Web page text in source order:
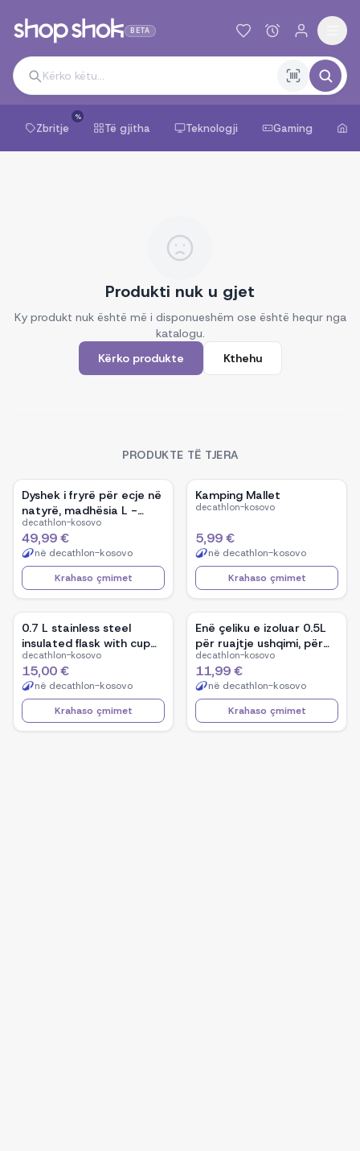
BETA
Zbritje
%
Të gjitha Teknologji Gaming
Produkti nuk u gjet
Ky produkt nuk është më i disponueshëm ose është hequr nga
katalogu.
Kërko produkte
Kthehu
PRODUKTE TË TJERA
Dyshek i fryrë për ecje në
natyrë, madhësia L -
MT500 - 180 x 52 cm
decathlon-kosovo
49,99 €
në decathlon-kosovo
Krahaso çmimet
Kamping Mallet
decathlon-kosovo
5,99 €
në decathlon-kosovo
Krahaso çmimet
0.7 L stainless steel
insulated flask with cup
for hiking - Green
decathlon-kosovo
15,00 €
në decathlon-kosovo
Krahaso çmimet
Enë çeliku e izoluar 0.5L
për ruajtje ushqimi, për
kamping, ecje dhe
alpinizëm.
decathlon-kosovo
11,99 €
në decathlon-kosovo
Krahaso çmimet